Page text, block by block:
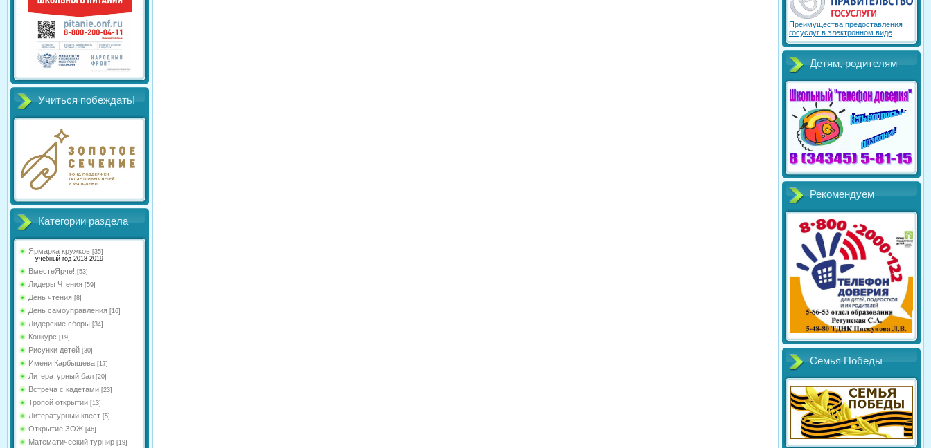
Учиться побеждать!
Категории раздела
Ярмарка кружков [35]
учебный год 2018-2019
ВместеЯрче! [53]
Лидеры Чтения [59]
День чтения [8]
День самоуправления [16]
Лидерские сборы [34]
Конкурс [19]
Рисунки детей [30]
Имени Карбышева [17]
Литературный бал [20]
Встреча с кадетами [23]
Тропой открытий [13]
Литературный квест [5]
Открытие ЗОЖ [46]
Математический турнир [19]
Преимущества предоставления
госуслуг в электронном виде
Детям, родителям
Рекомендуем
Семья Победы